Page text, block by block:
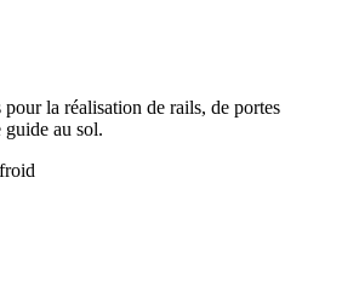
la réalisation de rails, de portes
guide au sol.